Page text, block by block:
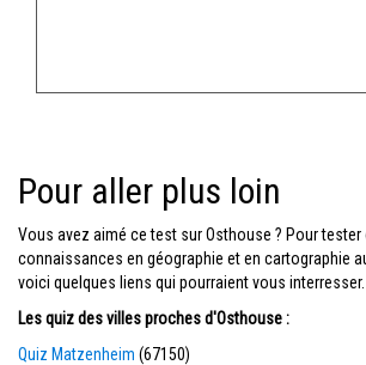
Pour aller plus loin
Vous avez aimé ce test sur Osthouse ? Pour tester
connaissances en géographie et en cartographie
voici quelques liens qui pourraient vous interresser.
Les quiz des villes proches d'Osthouse :
Quiz Matzenheim (67150)